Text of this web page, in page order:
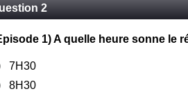
2
1) A quelle heure sonne le
7H30
8H30